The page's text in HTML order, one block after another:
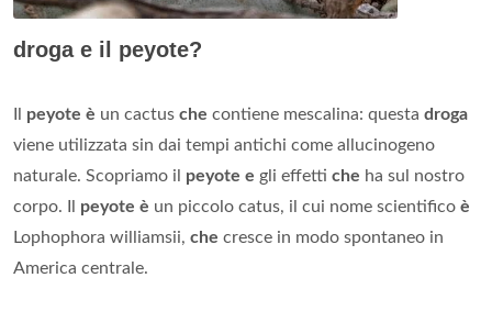
droga e il peyote?
peyote è un cactus che contiene mescalina: questa droga
viene utilizzata sin dai tempi antichi come allucinogeno
naturale. Scopriamo il peyote e gli effetti che ha sul nostro
corpo. Il peyote è un piccolo catus, il cui nome scientifico è
Lophophora williamsii, che cresce in modo spontaneo in
America centrale.